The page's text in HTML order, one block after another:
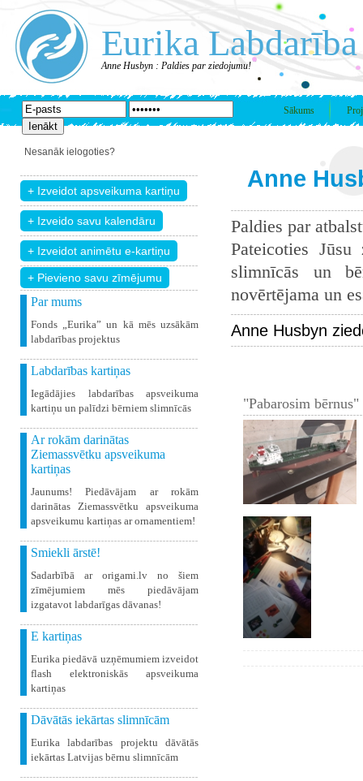
Eurika Labdarība
Anne Husbyn : Paldies par ziedojumu!
Sākums
Nesanāk ielogoties?
+ Pievieno savu zīmējumu
Par mums
Fonds „Eurika” un kā mēs uzsākām
labdarības projektus
Labdarības kartiņas
Iegādājies labdarības apsveikuma
kartiņu un palīdzi bērniem slimnīcās
Ar rokām darinātas
Ziemassvētku apsveikuma
kartiņas
Jaunums! Piedāvājam ar rokām
darinātas Ziemassvētku apsveikuma
apsveikumu kartiņas ar ornamentiem!
Smiekli ārstē!
Sadarbībā ar origami.lv no šiem
zīmējumiem mēs piedāvājam
izgatavot labdarīgas dāvanas!
E kartiņas
Eurika piedāvā uzņēmumiem izveidot
flash elektroniskās apsveikuma
kartiņas
Dāvātās iekārtas slimnīcām
Eurika labdarības projektu dāvātās
iekārtas Latvijas bērnu slimnīcām
Anne
Paldies par
Pateicoties
slimnīcās un
novērtējama un
Anne Husbyn
"Pabarosim